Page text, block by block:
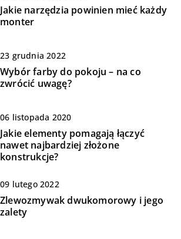
Jakie narzędzia powinien mieć każdy
monter
23 grudnia 2022
Wybór farby do pokoju – na co
zwrócić uwagę?
06 listopada 2020
Jakie elementy pomagają łączyć
nawet najbardziej złożone
konstrukcje?
09 lutego 2022
Zlewozmywak dwukomorowy i jego
zalety